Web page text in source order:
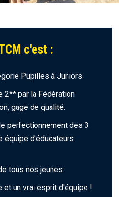
c'est :
Pupilles à Juniors
2** par la Fédération
gage de qualité.
perfectionnement des 3
équipe d'éducateurs
tous nos jeunes
et un vrai esprit d'équipe !